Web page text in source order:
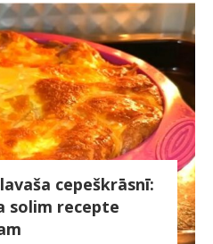
cepeškrāsnī:
solim recepte